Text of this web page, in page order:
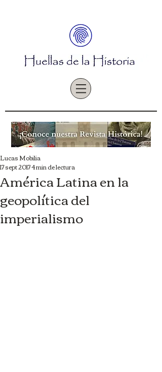
América Latina en la
geopolítica del
imperialismo
Lucas Mobilia
17 sept 20174 min de lectura